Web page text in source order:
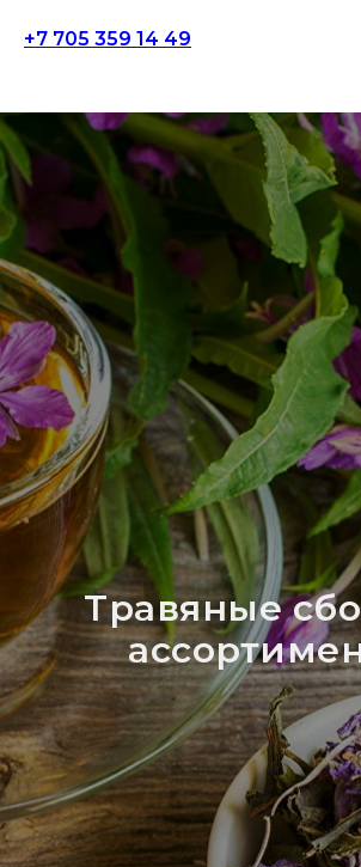
+7 705 359 14 49
Травяные